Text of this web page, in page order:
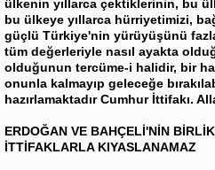
ülkenin yıllarca çektiklerinin, bu
bu ülkeye yıllarca hürriyetimizi,
güçlü Türkiye'nin yürüyüşünü
tüm değerleriyle nasıl ayakta
olduğunun tercüme-i halidir, bir
onunla kalmayıp geleceğe
hazırlamaktadır Cumhur İttifakı.
ERDOĞAN VE BAHÇELİ'NİN
İTTİFAKLARLA KIYASLANAMAZ